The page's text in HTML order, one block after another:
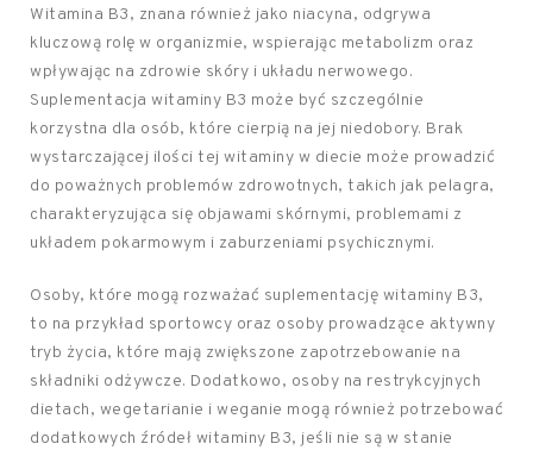
Witamina B3, znana również jako niacyna, odgrywa
kluczową rolę w organizmie, wspierając metabolizm oraz
wpływając na zdrowie skóry i układu nerwowego.
Suplementacja witaminy B3 może być szczególnie
korzystna dla osób, które cierpią na jej niedobory. Brak
wystarczającej ilości tej witaminy w diecie może prowadzić
do poważnych problemów zdrowotnych, takich jak pelagra,
charakteryzująca się objawami skórnymi, problemami z
układem pokarmowym i zaburzeniami psychicznymi.
Osoby, które mogą rozważać suplementację witaminy B3,
to na przykład sportowcy oraz osoby prowadzące aktywny
tryb życia, które mają zwiększone zapotrzebowanie na
składniki odżywcze. Dodatkowo, osoby na restrykcyjnych
dietach, wegetarianie i weganie mogą również potrzebować
dodatkowych źródeł witaminy B3, jeśli nie są w stanie